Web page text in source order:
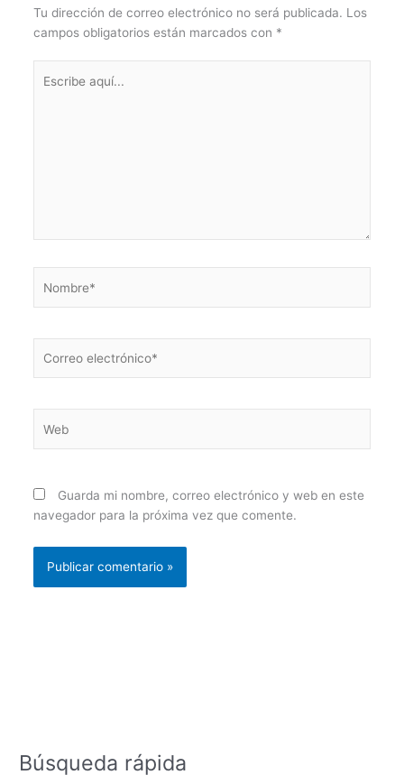
Tu dirección de correo electrónico no será publicada. Los
campos obligatorios están marcados con *
aquí...
electrónico*
Guarda mi nombre, correo electrónico y web en este
navegador para la próxima vez que comente.
Búsqueda rápida